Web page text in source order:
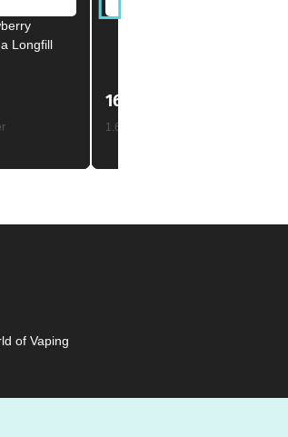
Longfill
16,47 EUR
1.647,00 EUR pro Liter
of Vaping